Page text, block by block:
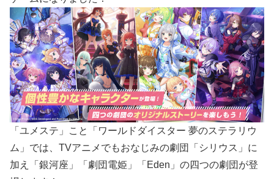
「ユメステ」こと「ワールドダイスター 夢のステラリウ
ム」では、TVアニメでもおなじみの劇団「シリウス」に
加え「銀河座」「劇団電姫」「Eden」の四つの劇団が登